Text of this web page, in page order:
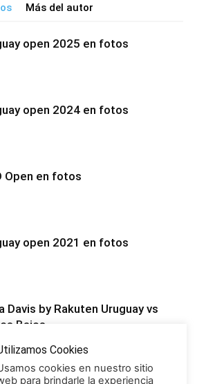
Más del autor
open 2025 en fotos
open 2024 en fotos
Open en fotos
open 2021 en fotos
Davis by Rakuten Uruguay vs
Bajos
Cookies
cookies en nuestro sitio
para brindarle la experiencia